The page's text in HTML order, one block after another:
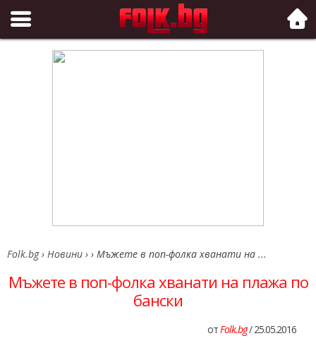
Folk.bg
Folk.bg › Новини › › Мъжете в поп-фолка хванати на ...
Мъжете в поп-фолка хванати на плажа по
бански
отFolk.bg/ 25.05.2016